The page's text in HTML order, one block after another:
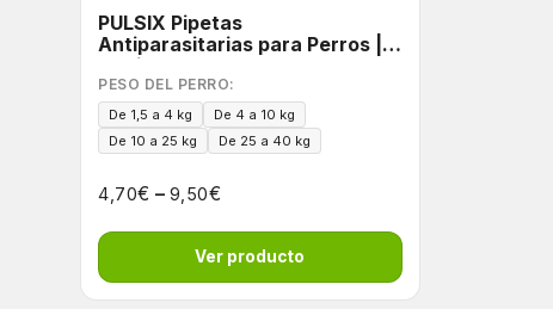
PULSIX Pipetas
Antiparasitarias para Perros |
Acción 6 en 1
PESO DEL PERRO:
De 1,5 a 4 kg
De 4 a 10 kg
De 10 a 25 kg
De 25 a 40 kg
4,70€ – 9,50€
Ver producto